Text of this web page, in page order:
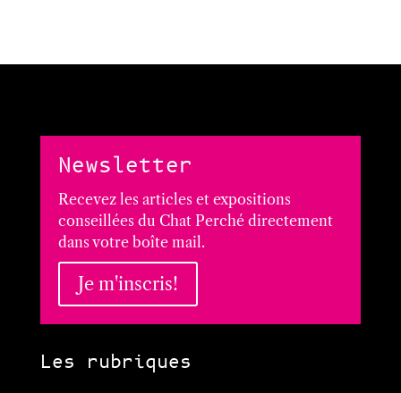
Newsletter
Recevez les articles et expositions
conseillées du Chat Perché directement
dans votre boîte mail.
Je m'inscris!
Les rubriques